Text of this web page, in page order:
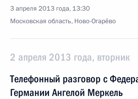
3 апреля 2013 года, 13:30
Московская область, Ново-Огарёво
2 апреля 2013 года, вторник
Телефонный разговор с
Германии Ангелой Меркель